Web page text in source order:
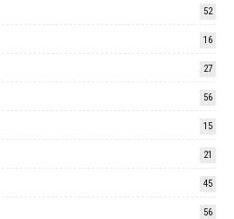
52
16
27
56
15
21
45
56